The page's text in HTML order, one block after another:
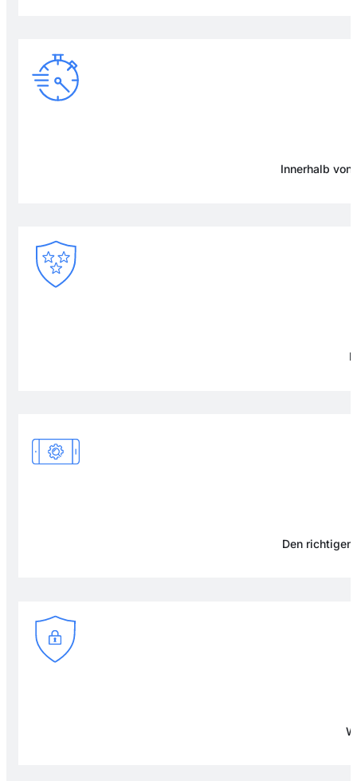
Innerhalb
Den